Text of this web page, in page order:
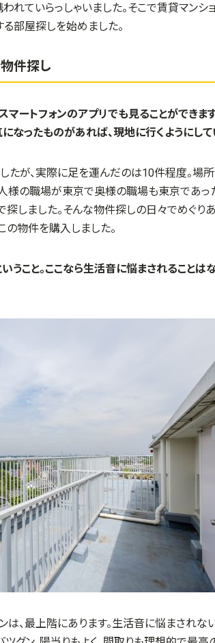
れていらっしゃいました。そこで賃貸マンシ
部屋探しを始めました。
件探し
マートフォンのアプリでも見ることができま
なったものがあれば、現地に行くようにして
たが、実際に足を運んだのは10件程度。場
人様の職場が東京で奥様の職場も東京であっ
しました。そんな物件探しの日々でめぐり
の物件を購入しました。
うこと。ここなら生活音に悩まされることは
は、最上階にあります。生活音に悩まされな